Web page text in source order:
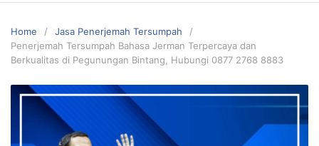
Home
Jasa Penerjemah Tersumpah
Penerjemah Tersumpah Bahasa Jerman Terpercaya dan
Berkualitas di Pegunungan Bintang, Hubungi 0877 2768 8883